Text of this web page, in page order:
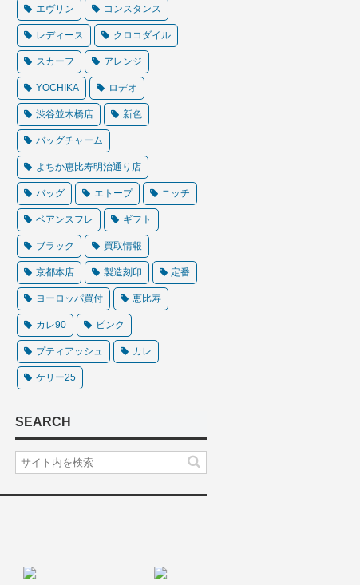
エヴリン コンスタンス
レディース クロコダイル
スカーフ アレンジ
YOCHIKA ロデオ
渋谷並木橋店 新色
バッグチャーム
よちか恵比寿明治通り店
バッグ エトープ ニッチ
ベアンスフレ ギフト
ブラック 買取情報
京都本店 製造刻印 定番
ヨーロッパ買付 恵比寿
カレ90 ピンク
プティアッシュ カレ
ケリー25
SEARCH